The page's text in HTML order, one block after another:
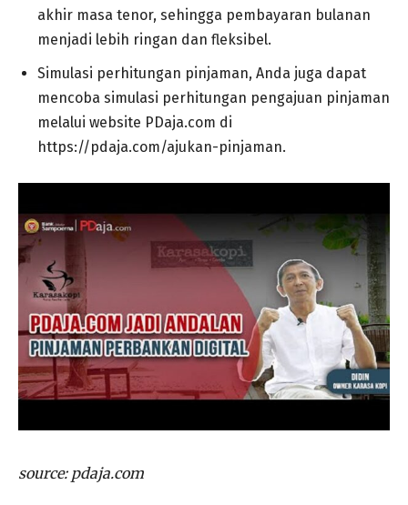
akhir masa tenor, sehingga pembayaran bulanan
menjadi lebih ringan dan fleksibel.
Simulasi perhitungan pinjaman, Anda juga dapat
mencoba simulasi perhitungan pengajuan pinjaman
melalui website PDaja.com di
https://pdaja.com/ajukan-pinjaman.
source: pdaja.com